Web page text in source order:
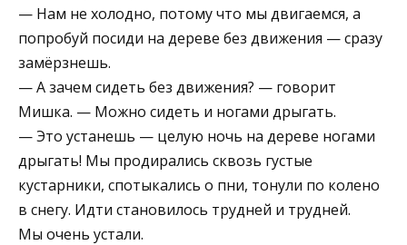
— Нам не холодно, потому что мы двигаемся, а
попробуй посиди на дереве без движения — сразу
замёрзнешь.
— А зачем сидеть без движения? — говорит
Мишка. — Можно сидеть и ногами дрыгать.
— Это устанешь — целую ночь на дереве ногами
дрыгать! Мы продирались сквозь густые
кустарники, спотыкались о пни, тонули по колено
в снегу. Идти становилось трудней и трудней.
Мы очень устали.